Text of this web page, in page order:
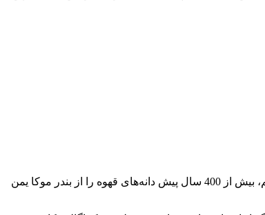
از بین راه‌های انتقال دانه‌های قهوه، حمل آن‌ها با ریشه یکی از معمول‌ترین روش‌هاست. بااین‌حال ظاهراً چنین است که بابا بودان، صوفی قرن شانزدهم، بیش از 400 سال پیش دانه‌های قهوه را از بندر موکا یمن